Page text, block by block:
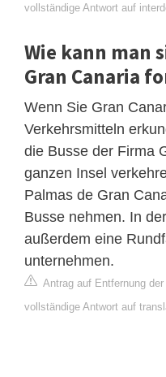
vollständige Antwort auf
Wie kann man
Gran Canaria
Wenn Sie Gran
Verkehrsmitteln
die Busse der Firma
ganzen Insel
Palmas de Gran
Busse nehmen. In
außerdem eine
unternehmen.
Antrag auf Entfernung
vollständige Antwort auf